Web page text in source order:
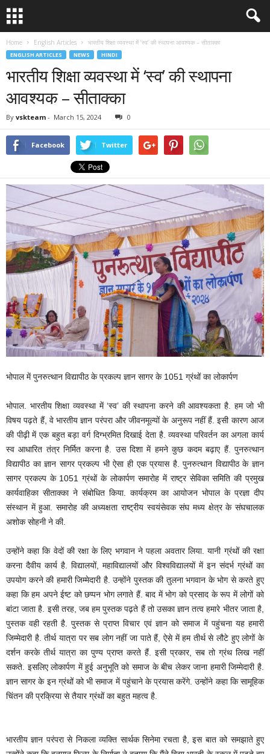
Home English Articles भारतीय शिक्षा व्यवस्था में ‘स्व’ की स्थापना आवश्यक – सीताक्का
ENGLISH ARTICLES NEWS HINDI
भारतीय शिक्षा व्यवस्था में ‘स्व’ की स्थापना
आवश्यक – सीताक्का
By vskteam - March 15, 2024 0
Facebook Twitter
भोपाल में पुनरुत्थान विद्यापीठ के प्रकल्प ज्ञान सागर के 1051 ग्रंथों का लोकार्पण
भोपाल. भारतीय शिक्षा व्यवस्था में ‘स्व’ की स्थापना करने की आवश्यकता है. हम जो भी
विषय पढ़ते हैं, वे भारतीय ज्ञान परंपरा और जीवनमूल्यों के अनुरूप नहीं हैं. इसी कारण आज
की पीढ़ी में एक बहुत बड़ा वर्ग दिग्भ्रमित दिखाई देता है. व्यवस्था परिवर्तन का अगला कार्य
स्व आधारित तंत्र निर्मित करना है. उस दिशा में हमने कुछ कदम बढ़ाए हैं. पुनरुत्थान
विद्यापीठ का ज्ञान सागर प्रकल्प भी ऐसा ही एक प्रयास है. पुनरुत्थान विद्यापीठ के ज्ञान
सागर प्रकल्प के 1051 ग्रंथों के लोकार्पण समारोह में राष्ट्र सेविका समिति की प्रमुख
कार्यवाहिका सीताक्का ने संबोधित किया. कार्यक्रम का आयोजन भोपाल के प्रज्ञा दीप
संस्थान में हुआ. समारोह की अध्यक्षता राष्ट्रीय स्वयंसेवक संघ मध्य क्षेत्र के संघचालक
अशोक सोहनी ने की.
उन्होंने कहा कि वेदों की रक्षा के लिए भगवान ने पहला अवतार लिया. यानी ग्रंथों की रक्षा
करना दैवीय कार्य है. विद्यालयों, महाविद्यालयों और विश्वविद्यालयों में इन संदर्भ ग्रंथों का
उपयोग करने की हमारी जिम्मेदारी है. उन्होंने पुस्तक की तुलना भगवान के भोग से करते हुए
कहा कि हम अपने ईष्ट को छप्पन भोग लगाते हैं. बाद में भोग को प्रसाद के रूप में लोगों को
बांटा जाता है. इसी तरह, जब हम पुस्तक पढ़ते हैं तो उसका ज्ञान तत्व हमारे भीतर जाता है,
पुस्तक वही रहती है. पुस्तक से प्राप्त विचार एवं ज्ञान को समाज में पहुंचना यह हमारी
जिम्मेदारी है. तीर्थ यात्रा पर सब लोग नहीं जा पाते हैं, ऐसे में हम तीर्थ से लौटे हुए लोगों के
दर्शन करके तीर्थ यात्रा का पुण्य प्राप्त करते हैं. इसी प्रकार, सब तो ग्रंथ लिख नहीं
सकते. इसलिए लोकार्पण में हुई अनुभूति को समाज के बीच लेकर जाना हमारी जिम्मेदारी है.
ज्ञान सागर के इन ग्रंथों को भी समाज में पहुंचाने के प्रयास करेंगे. उन्होंने कहा कि सामूहिक
चिंतन की प्रक्रिया से तैयार ग्रंथों का बहुत महत्व है.
भारतीय ज्ञान परंपरा से निकला व्यक्ति सार्थक सिनेमा रचता है, इस बात को समझाते हुए